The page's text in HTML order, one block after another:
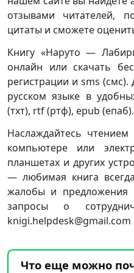
отзывами читателей,
цитаты и сможете
Книгу «Наруто —
онлайн или скачать
регистрации и sms
русском языке в
(тхт), rtf (ртф), epub (епаб).
Наслаждайтесь
компьютере или
планшетах и других
— любимая книга
жалобы и предложения
запросы о
knigi.helpdesk@gmail.com
Что еще можно